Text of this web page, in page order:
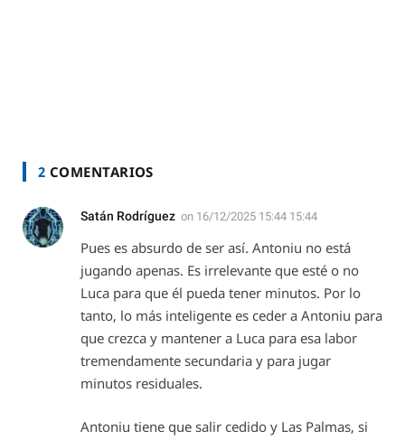
2 COMENTARIOS
Satán Rodríguez on 16/12/2025 15:44 15:44
Pues es absurdo de ser así. Antoniu no está
jugando apenas. Es irrelevante que esté o no
Luca para que él pueda tener minutos. Por lo
tanto, lo más inteligente es ceder a Antoniu para
que crezca y mantener a Luca para esa labor
tremendamente secundaria y para jugar
minutos residuales.
Antoniu tiene que salir cedido y Las Palmas, si